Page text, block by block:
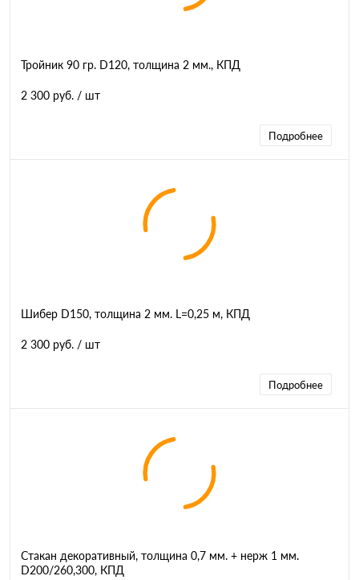
Тройник 90 гр. D120, толщина 2 мм., КПД
2 300 руб. / шт
Подробнее
Шибер D150, толщина 2 мм. L=0,25 м, КПД
2 300 руб. / шт
Подробнее
Стакан декоративный, толщина 0,7 мм. + нерж 1 мм.
D200/260,300, КПД